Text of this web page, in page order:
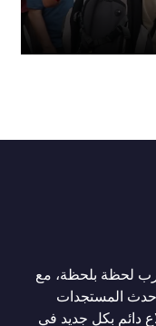
لحظة بلحظة، مع
المستجدات
دائم بكل جديد في